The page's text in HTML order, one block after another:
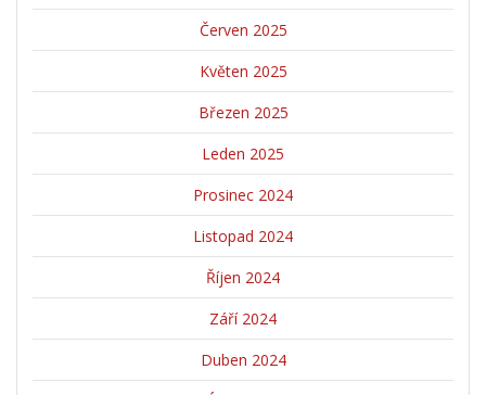
Červen 2025
Květen 2025
Březen 2025
Leden 2025
Prosinec 2024
Listopad 2024
Říjen 2024
Září 2024
Duben 2024